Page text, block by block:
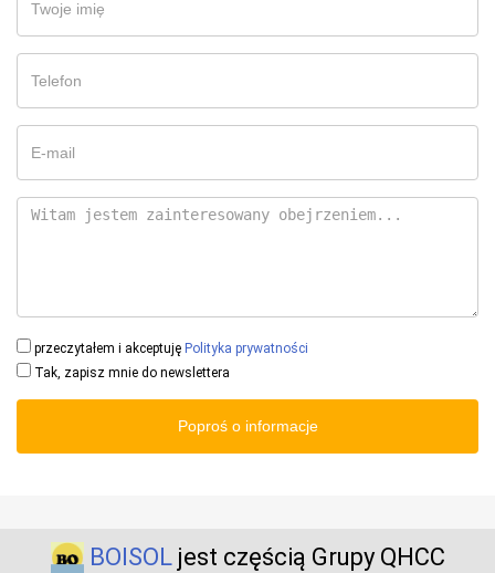
przeczytałem i akceptuję Polityka prywatności
Tak, zapisz mnie do newslettera
Poproś o informacje
BOISOLjest częścią Grupy QHCC